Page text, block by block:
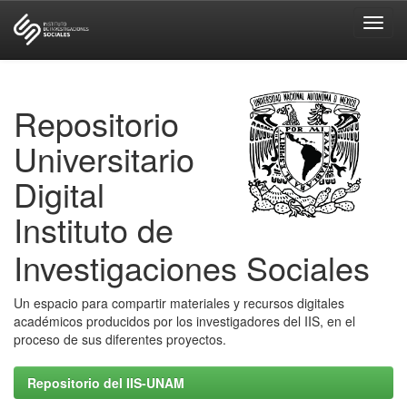
Repositorio
Universitario
Digital
Instituto de
Investigaciones Sociales
Un espacio para compartir materiales y recursos digitales
académicos producidos por los investigadores del IIS, en el
proceso de sus diferentes proyectos.
Repositorio del IIS-UNAM